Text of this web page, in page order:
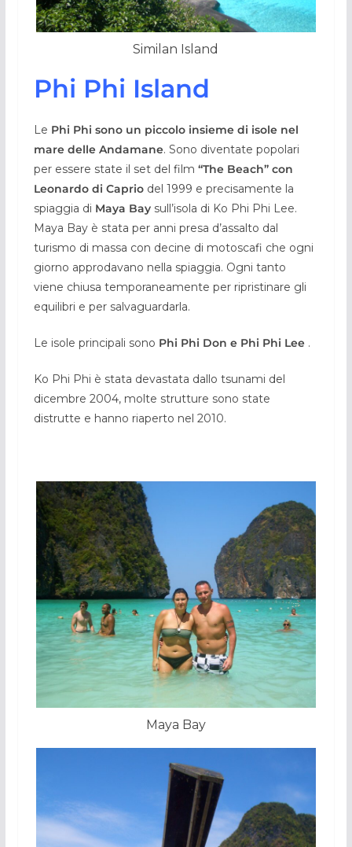
Similan Island
Phi Phi Island
Le Phi Phi sono un piccolo insieme di isole nel
mare delle Andamane. Sono diventate popolari
per essere state il set del film “The Beach” con
Leonardo di Capriodel 1999 e precisamente la
spiaggia di Maya Baysull’isola di Ko Phi Phi Lee.
Maya Bay è stata per anni presa d’assalto dal
turismo di massa con decine di motoscafi che ogni
giorno approdavano nella spiaggia. Ogni tanto
viene chiusa temporaneamente per ripristinare gli
equilibri e per salvaguardarla.
Le isole principali sono Phi Phi Don e Phi Phi Lee.
Ko Phi Phi è stata devastata dallo tsunami del
dicembre 2004, molte strutture sono state
distrutte e hanno riaperto nel 2010.
Maya Bay